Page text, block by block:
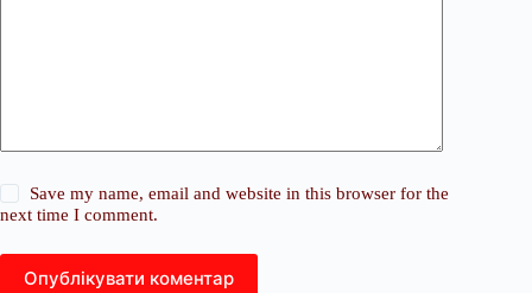
Save my name, email and website in this browser for the
next time I comment.
Опублікувати коментар